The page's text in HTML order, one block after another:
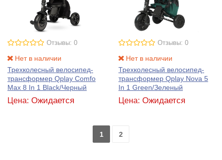
Отзывы: 0
Нет в наличии
Трехколесный велосипед-
трансформер Qplay Comfo
Max 8 In 1 Black/Черный
Цена: Ожидается
Отзывы: 0
Нет в наличии
Трехколесный велосипед-
трансформер Qplay Nova 5
In 1 Green/Зеленый
Цена: Ожидается
1 2